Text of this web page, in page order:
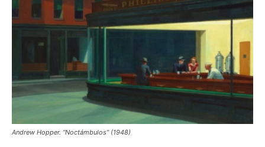
Andrew Hopper. “Noctámbulos” (1948)